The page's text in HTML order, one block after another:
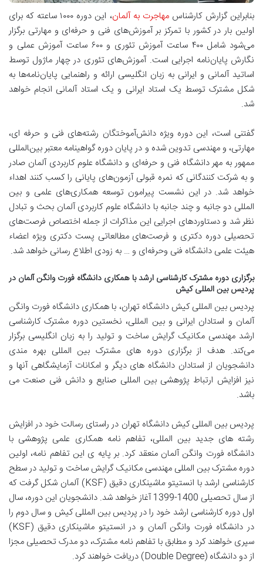
بنابراین گزارش کارشناس مهاجرت به آلمان
، این دوره ۱۰۰۰ ساعته که برای
اولین بار در کشور با تمرکز بر آموزش‌های فنی و حرفه‌ای و مهارتی برگزار
می‌شود شامل ۴۰۰ ساعت آموزش تئوری و ۶۰۰ ساعت آموزش عملی و
نگارش پایان‌نامه اجرایی است. آموزش‌های تئوری در چهار ماژول توسط
اساتید آلمانی و ایرانی به زبان انگلیسی ارائه و راهنمایی پایان‌نامه‌ها به
شکل مشترک توسط یک استاد ایرانی و یک استاد آلمانی انجام خواهد
شد.
گفتنی است، این دوره ویژه دانش‌آموختگان رشته‌های فنی و حرفه ای،
مهارتی، و مهندسی تدوین شده و در پایان دوره گواهینامه معتبر بین‌‍المللی
ممهور به مهر دانشگاه فنی و حرفه‌ای و دانشگاه علوم کاربردی آلمان صادر
و به شرکت کنندگانی که نمره قبولی آزمون‌های پایانی را کسب کنند اهداء
خواهد شد. در این نشست پیرامون توسعه همکاری‌های علمی و بین
المللی دو جانبه و چند جانبه با دانشگاه علوم کاربردی آلمان بحث و تبادل
نظر شد و دستاورد‌های اجرایی این مذاکرات از جمله اختصاص فرصت‌های
تحصیلی دوره دکتری و فرصت‌های مطالعاتی پست دکتری ویژه اعضاء
هیئت علمی دانشگاه فنی وحرفه‌ای و … به زودی اطلاع رسانی خواهد شد.
برگزاری دوره مشترک کارشناسی‌ ارشد با همکاری دانشگاه فورت وانگن آلمان در
پردیس بین المللی کیش
پردیس بین المللی کیش دانشگاه تهران، با همکاری دانشگاه فورت وانگن
آلمان و استادان ایرانی و بین ‌المللی، نخستین دوره مشترک کارشناسی
ارشد مهندسی مکانیک گرایش ساخت و تولید را به زبان انگلیسی برگزار
می‌کند. هدف از برگزاری دوره های مشترک بین المللی بهره مندی
دانشجویان از استادان دانشگاه‌ های دیگر و امکانات آزمایشگاهی آنها و
نیز افزایش ارتباط پژوهشی بین المللی صنایع و دانش فنی صنعت می
باشد.
پردیس بین المللی کیش دانشگاه تهران در راستای رسالت خود در افزایش
رشته های جدید بین المللی، تفاهم­ نامه همکاری علمی پژوهشی با
دانشگاه فورت وانگن آلمان منعقد کرد. بر پایه­ ی این تفاهم نامه، اولین
دوره مشترک بین المللی مهندسی مکانیک گرایش ساخت و تولید در سطح
کارشناسی ارشد با انستیتو ماشین­کاری دقیق (KSF) آلمان شکل گرفت که
از سال تحصیلی 1400-1399 آغاز خواهد شد. دانشجویان این دوره، سال
اول دوره کارشناسی ارشد خود را در پردیس بین المللی کیش و سال دوم را
در دانشگاه فورت وانگن آلمان و در انستیتو ماشین­کاری دقیق (KSF)
سپری خواهند کرد و مطابق با تفاهم نامه مشترک، دو مدرک تحصیلی مجزا
از دو دانشگاه (Double Degree) دریافت خواهند کرد.